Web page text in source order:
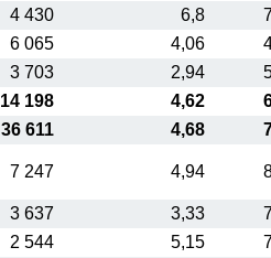
4 430 6,8
6 065 4,06
3 703 2,94
14 198 4,62
36 611 4,68
7 247 4,94
3 637 3,33
2 544 5,15